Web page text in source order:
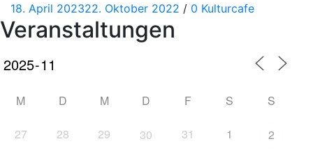
Posted
on
18. April 202322. Oktober 2022 / 0 Categories
Kulturcafe
Veranstaltungen
M D M D F S S
27 28 29 30 31 1 2